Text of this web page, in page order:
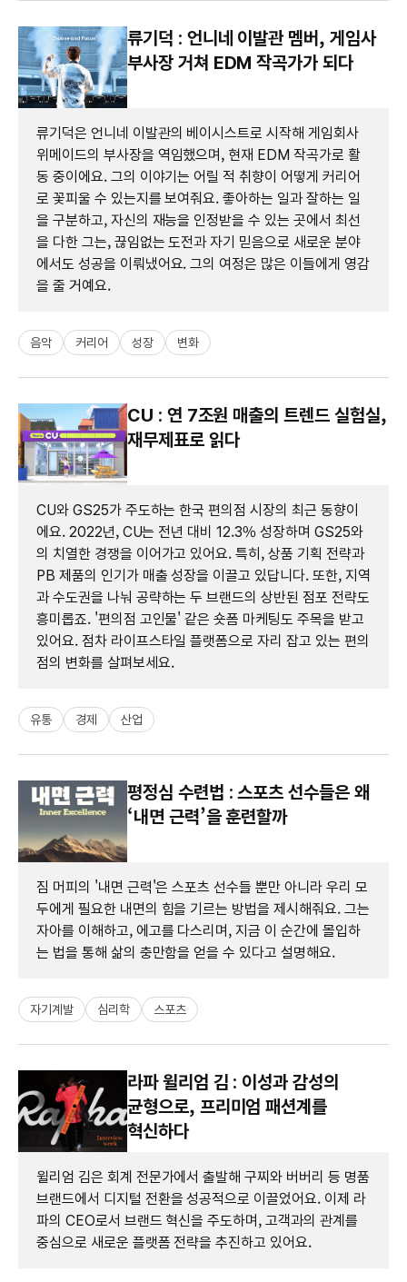
류기덕 : 언니네 이발관 멤버, 게임사
부사장 거쳐 EDM 작곡가가 되다
류기덕은 언니네 이발관의 베이시스트로 시작해 게임회사
위메이드의 부사장을 역임했으며, 현재 EDM 작곡가로 활
동 중이에요. 그의 이야기는 어릴 적 취향이 어떻게 커리어
로 꽃피울 수 있는지를 보여줘요. 좋아하는 일과 잘하는 일
을 구분하고, 자신의 재능을 인정받을 수 있는 곳에서 최선
을 다한 그는, 끊임없는 도전과 자기 믿음으로 새로운 분야
에서도 성공을 이뤄냈어요. 그의 여정은 많은 이들에게 영감
을 줄 거예요.
음악 커리어 성장 변화
CU : 연 7조원 매출의 트렌드 실험실,
재무제표로 읽다
CU와 GS25가 주도하는 한국 편의점 시장의 최근 동향이
에요. 2022년, CU는 전년 대비 12.3% 성장하며 GS25와
의 치열한 경쟁을 이어가고 있어요. 특히, 상품 기획 전략과
PB 제품의 인기가 매출 성장을 이끌고 있답니다. 또한, 지역
과 수도권을 나눠 공략하는 두 브랜드의 상반된 점포 전략도
흥미롭죠. '편의점 고인물' 같은 숏폼 마케팅도 주목을 받고
있어요. 점차 라이프스타일 플랫폼으로 자리 잡고 있는 편의
점의 변화를 살펴보세요.
유통 경제 산업
평정심 수련법 : 스포츠 선수들은 왜
‘내면 근력’을 훈련할까
짐 머피의 '내면 근력'은 스포츠 선수들 뿐만 아니라 우리 모
두에게 필요한 내면의 힘을 기르는 방법을 제시해줘요. 그는
자아를 이해하고, 에고를 다스리며, 지금 이 순간에 몰입하
는 법을 통해 삶의 충만함을 얻을 수 있다고 설명해요.
자기계발 심리학 스포츠
라파 윌리엄 김 : 이성과 감성의
균형으로, 프리미엄 패션계를
혁신하다
윌리엄 김은 회계 전문가에서 출발해 구찌와 버버리 등 명품
브랜드에서 디지털 전환을 성공적으로 이끌었어요. 이제 라
파의 CEO로서 브랜드 혁신을 주도하며, 고객과의 관계를
중심으로 새로운 플랫폼 전략을 추진하고 있어요.